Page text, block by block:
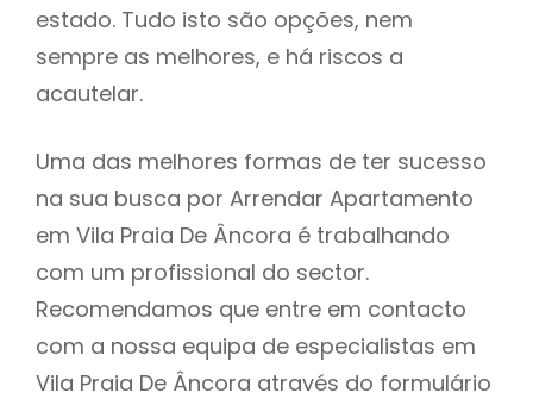
estado. Tudo isto são opções, nem
sempre as melhores, e há riscos a
acautelar.
Uma das melhores formas de ter sucesso
na sua busca por Arrendar Apartamento
em Vila Praia De Âncora é trabalhando
com um profissional do sector.
Recomendamos que entre em contacto
com a nossa equipa de especialistas em
Vila Praia De Âncora através do formulário